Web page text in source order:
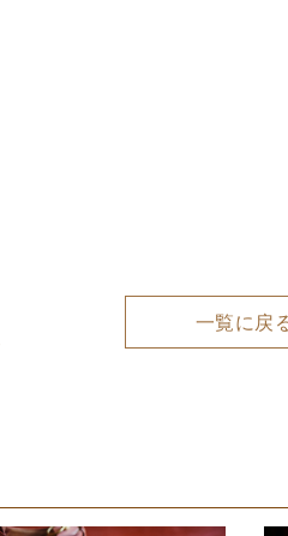
一覧に戻